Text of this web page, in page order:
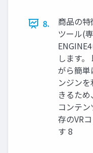
8.
商品の
ツール(
します
がら簡
ンジン
きるた
コンテ
存のVR
す 8